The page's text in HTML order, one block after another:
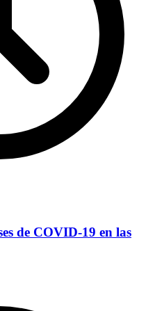
de COVID-19 en las